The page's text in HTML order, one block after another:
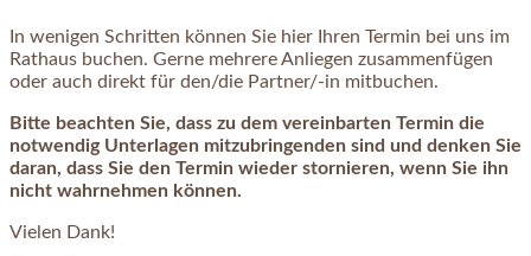
In wenigen Schritten können Sie hier Ihren Termin bei uns im
Rathaus buchen. Gerne mehrere Anliegen zusammenfügen
oder auch direkt für den/die Partner/-in mitbuchen.
Bitte beachten Sie, dass zu dem vereinbarten Termin die
notwendig Unterlagen mitzubringenden sind und denken Sie
daran, dass Sie den Termin wieder stornieren, wenn Sie ihn
nicht wahrnehmen können.
Vielen Dank!